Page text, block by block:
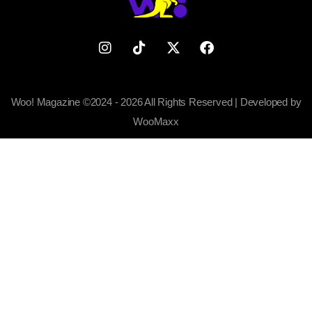
Woo! Magazine ©2024 - 2026 All Rights Reserved | Developed by
WooMaxx